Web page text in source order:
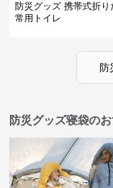
防災グッズ 携帯式折り
常用トイレ
防
防災グッズ寝袋の